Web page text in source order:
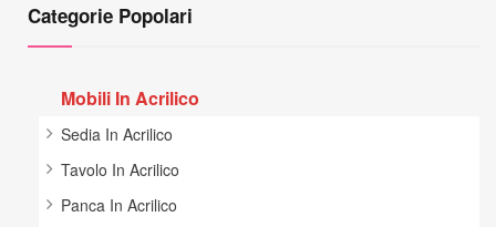
Categorie Popolari
Mobili In Acrilico
Sedia In Acrilico
Tavolo In Acrilico
Panca In Acrilico